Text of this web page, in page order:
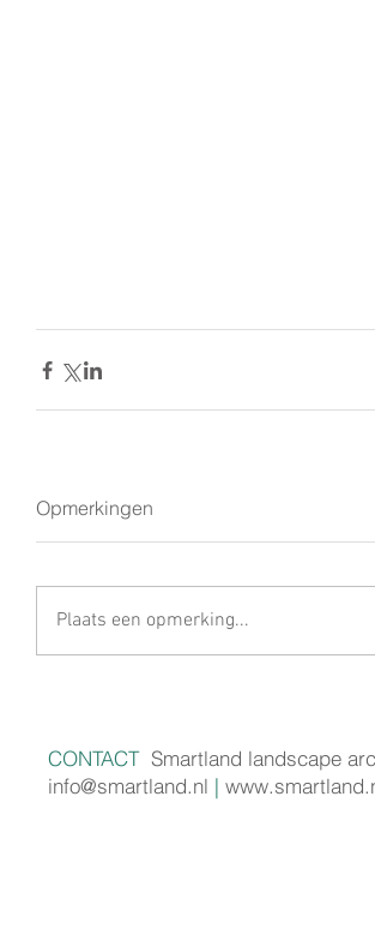
Opmerkingen
Plaats een opmerking...
CONTACTSmartland landscape
info@smartland.nl |